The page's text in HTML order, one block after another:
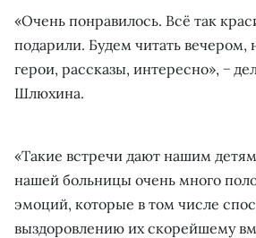
«Очень понравилось. Всё так
подарили. Будем читать вечером,
герои, рассказы, интересно», −
Шлюхина.
«Такие встречи дают нашим
нашей больницы очень много
эмоций, которые в том числе
выздоровлению их скорейшему